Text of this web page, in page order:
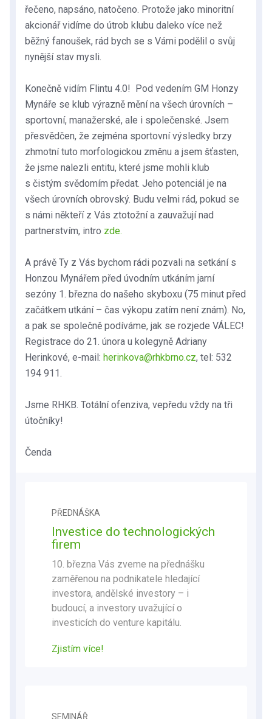
řečeno, napsáno, natočeno. Protože jako minoritní
akcionář vidíme do útrob klubu daleko více než
běžný fanoušek, rád bych se s Vámi podělil o svůj
nynější stav mysli.
Konečně vidím Flintu 4.0! Pod vedením GM Honzy
Mynáře se klub výrazně mění na všech úrovních –
sportovní, manažerské, ale i společenské. Jsem
přesvědčen, že zejména sportovní výsledky brzy
zhmotní tuto morfologickou změnu a jsem šťasten,
že jsme nalezli entitu, které jsme mohli klub
s čistým svědomím předat. Jeho potenciál je na
všech úrovních obrovský. Budu velmi rád, pokud se
s námi někteří z Vás ztotožní a zauvažují nad
partnerstvím, intro zde.
A právě Ty z Vás bychom rádi pozvali na setkání s
Honzou Mynářem před úvodním utkáním jarní
sezóny 1. března do našeho skyboxu (75 minut před
začátkem utkání – čas výkopu zatím není znám). No,
a pak se společně podíváme, jak se rozjede VÁLEC!
Registrace do 21. února u kolegyně Adriany
Herinkové, e-mail: herinkova@rhkbrno.cz, tel: 532
194 911.
Jsme RHKB. Totální ofenziva, vepředu vždy na tři
útočníky!
Čenda
PŘEDNÁŠKA
Investice do technologických
firem
10. března Vás zveme na přednášku
zaměřenou na podnikatele hledající
investora, andělské investory – i
budoucí, a investory uvažující o
investicích do venture kapitálu.
Zjistím více!
SEMINÁŘ